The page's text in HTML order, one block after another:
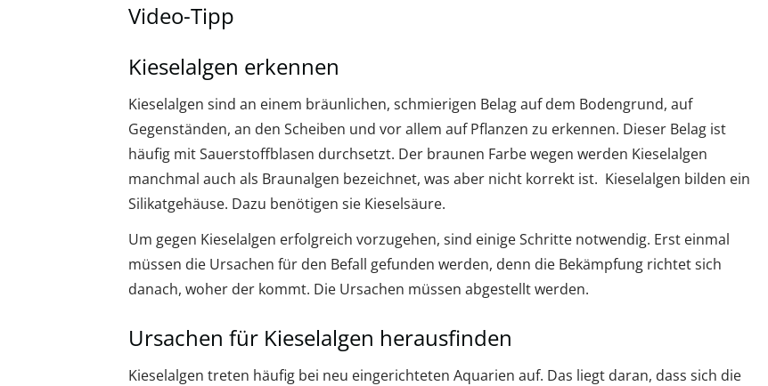
Video-Tipp
Kieselalgen erkennen
Kieselalgen sind an einem bräunlichen, schmierigen Belag auf dem Bodengrund, auf
Gegenständen, an den Scheiben und vor allem auf Pflanzen zu erkennen. Dieser Belag ist
häufig mit Sauerstoffblasen durchsetzt. Der braunen Farbe wegen werden Kieselalgen
manchmal auch als Braunalgen bezeichnet, was aber nicht korrekt ist. Kieselalgen bilden ein
Silikatgehäuse. Dazu benötigen sie Kieselsäure.
Um gegen Kieselalgen erfolgreich vorzugehen, sind einige Schritte notwendig. Erst einmal
müssen die Ursachen für den Befall gefunden werden, denn die Bekämpfung richtet sich
danach, woher der kommt. Die Ursachen müssen abgestellt werden.
Ursachen für Kieselalgen herausfinden
Kieselalgen treten häufig bei neu eingerichteten Aquarien auf. Das liegt daran, dass sich die